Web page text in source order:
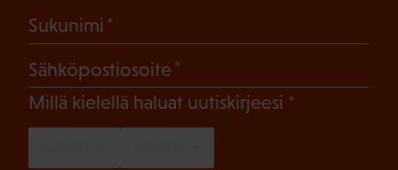
Sukunimi
Sähköpostiosoite
Millä kielellä haluat uutiskirjeesi (Pakollinen)